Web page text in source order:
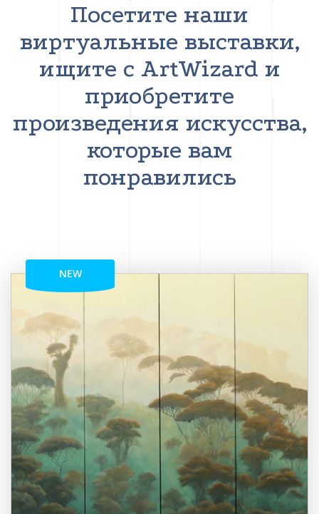
Посетите наши
виртуальные выставки,
ищите с ArtWizard и
приобретите
произведения искусства,
которые вам
понравились
NEW